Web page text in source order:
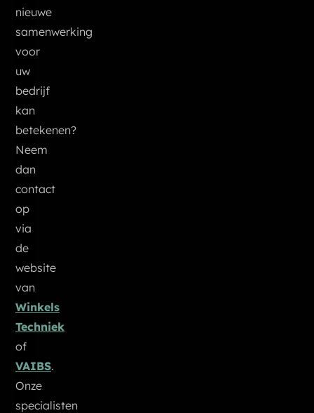
nieuwe
samenwerking
voor
uw
bedrijf
kan
betekenen?
Neem
dan
contact
op
via
de
website
van
Winkels
Techniek
of
VAIBS.
Onze
specialisten